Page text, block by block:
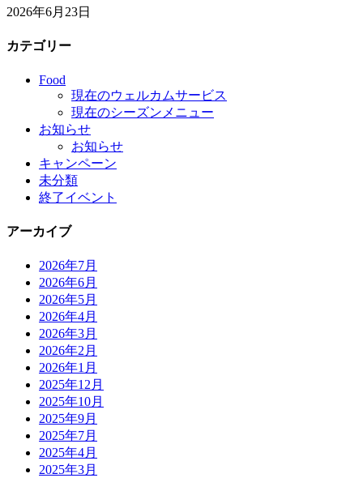
2026年6月23日
カテゴリー
Food
現在のウェルカムサービス
現在のシーズンメニュー
お知らせ
お知らせ
キャンペーン
未分類
終了イベント
アーカイブ
2026年7月
2026年6月
2026年5月
2026年4月
2026年3月
2026年2月
2026年1月
2025年12月
2025年10月
2025年9月
2025年7月
2025年4月
2025年3月